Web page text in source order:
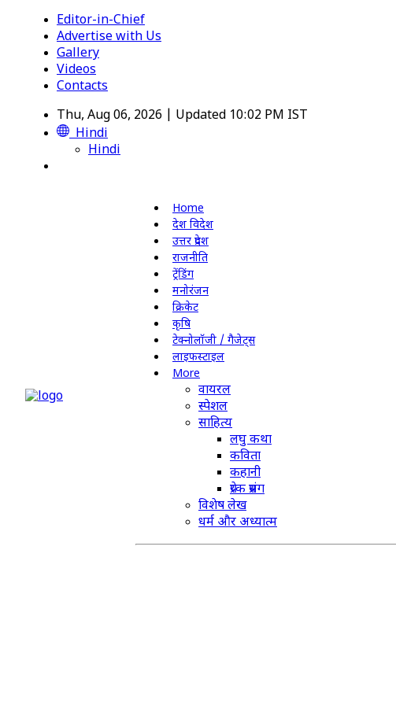
Editor-in-Chief
Advertise with Us
Gallery
Videos
Contacts
Thu, Aug 06, 2026 | Updated 10:02 PM IST
Hindi
Hindi
Home
देश विदेश
उत्तर प्रदेश
राजनीति
ट्रेंडिंग
मनोरंजन
क्रिकेट
कृषि
टेक्नोलॉजी / गैजेट्स
लाइफस्टाइल
More
वायरल
स्पेशल
साहित्य
लघु कथा
कविता
कहानी
प्रेरक प्रसंग
विशेष लेख
धर्म और अध्यात्म